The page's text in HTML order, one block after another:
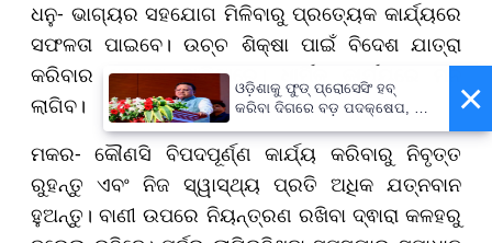
ଧନୁ- ଭାଗ୍ୟର ସହଯୋଗ ମିଳିବାରୁ ପ୍ରତ୍ୟେକ କାର୍ଯ୍ୟରେ
ସଫଳତା ପାଇବେ। ଉଚ୍ଚ ଶିକ୍ଷା ପାଇଁ ବିଦେଶ ଯାତ୍ରା
କରିବାର ସୁଯୋଗ ଆସିପାରେ। ଧାର୍ମିକ କାର୍ଯ୍ୟରେ ମନ
ଲାଗିବ।
ମକର- କୌଣସି ବିପଦପୂର୍ଣ୍ଣ କାର୍ଯ୍ୟ କରିବାରୁ ନିବୃତ୍ତ
ରୁହନ୍ତୁ ଏବଂ ନିଜ ସ୍ୱାସ୍ଥ୍ୟ ପ୍ରତି ଅଧିକ ଯତ୍ନବାନ
ହୁଅନ୍ତୁ। ବାଣୀ ଉପରେ ନିୟନ୍ତ୍ରଣ ରଖିବା ଦ୍ଵାରା କଳହରୁ
×
ଓଡ଼ିଶାକୁ ଫୁଡ୍ ପ୍ରୋସେସିଂ ହବ୍
କରିବା ଦିଗରେ ବଡ଼ ପଦକ୍ଷେପ, ୪୨